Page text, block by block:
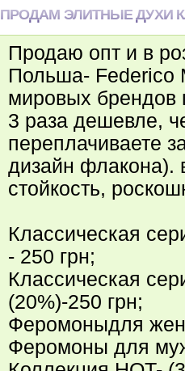
ПРОДАМ ЭЛИТНЫЕ ДУХИ
Продаю опт и в
Польша- Federico
мировых брендов
3 раза дешевле,
переплачиваете
дизайн флакона).
стойкость,
Классическая
- 250 грн;
Классическая
(20%)-250 грн;
Феромоныдля
Феромоны для